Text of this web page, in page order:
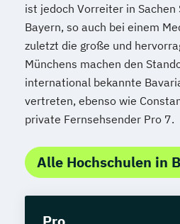
ist jedoch Vorreiter in
Bayern, so auch bei einem
zuletzt die große und
Münchens machen den
international bekannte
vertreten, ebenso wie
private Fernsehsender Pro 7.
Alle Hochschulen in